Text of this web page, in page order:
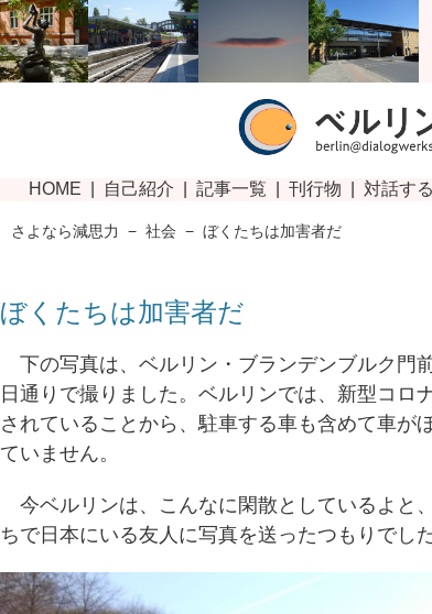
さよなら減思力 − 社会 − ぼくたちは加害者だ
ぼくたちは加害者だ
下の写真は、ベルリン・ブランデンブルク門
日通りで撮りました。ベルリンでは、新型コロ
されていることから、駐車する車も含めて車が
ていません。
今ベルリンは、こんなに閑散としているよと
ちで日本にいる友人に写真を送ったつもりでした